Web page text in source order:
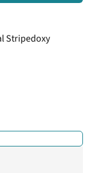
Stripedoxy